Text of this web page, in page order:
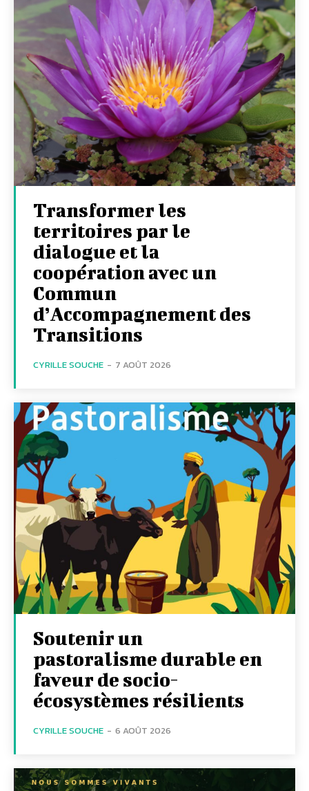
Transformer les
territoires par le
dialogue et la
coopération avec un
Commun
d’Accompagnement des
Transitions
CYRILLE SOUCHE - 7 AOÛT 2026
Soutenir un
pastoralisme durable en
faveur de socio-
écosystèmes résilients
CYRILLE SOUCHE - 6 AOÛT 2026